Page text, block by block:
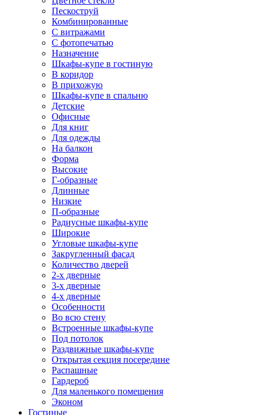
Пескоструй
Комбинированные
С витражами
С фотопечатью
Назначение
Шкафы-купе в гостиную
В коридор
В прихожую
Шкафы-купе в спальню
Детские
Офисные
Для книг
Для одежды
На балкон
Форма
Высокие
Г-образные
Длинные
Низкие
П-образные
Радиусные шкафы-купе
Широкие
Угловые шкафы-купе
Закругленный фасад
Количество дверей
2-х дверные
3-х дверные
4-х дверные
Особенности
Во всю стену
Встроенные шкафы-купе
Под потолок
Раздвижные шкафы-купе
Открытая секция посередине
Распашные
Гардероб
Для маленького помещения
Эконом
Гостиные